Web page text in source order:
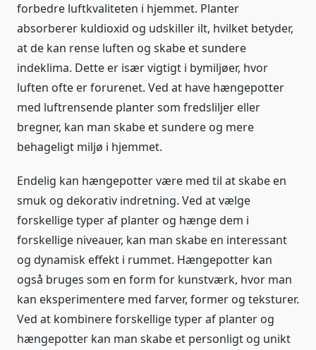
forbedre luftkvaliteten i hjemmet. Planter
absorberer kuldioxid og udskiller ilt, hvilket betyder,
at de kan rense luften og skabe et sundere
indeklima. Dette er især vigtigt i bymiljøer, hvor
luften ofte er forurenet. Ved at have hængepotter
med luftrensende planter som fredsliljer eller
bregner, kan man skabe et sundere og mere
behageligt miljø i hjemmet.
Endelig kan hængepotter være med til at skabe en
smuk og dekorativ indretning. Ved at vælge
forskellige typer af planter og hænge dem i
forskellige niveauer, kan man skabe en interessant
og dynamisk effekt i rummet. Hængepotter kan
også bruges som en form for kunstværk, hvor man
kan eksperimentere med farver, former og teksturer.
Ved at kombinere forskellige typer af planter og
hængepotter kan man skabe et personligt og unikt